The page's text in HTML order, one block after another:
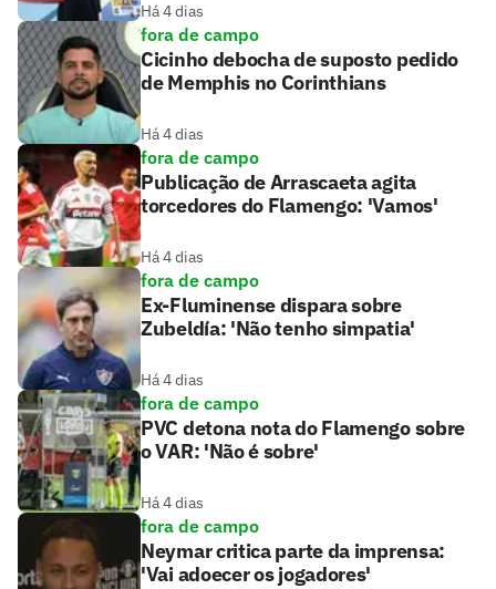
Há 4 dias
fora de campo
Cicinho debocha de suposto pedido
de Memphis no Corinthians
Há 4 dias
fora de campo
Publicação de Arrascaeta agita
torcedores do Flamengo: 'Vamos'
Há 4 dias
fora de campo
Ex-Fluminense dispara sobre
Zubeldía: 'Não tenho simpatia'
Há 4 dias
fora de campo
PVC detona nota do Flamengo sobre
o VAR: 'Não é sobre'
Há 4 dias
fora de campo
Neymar critica parte da imprensa:
'Vai adoecer os jogadores'